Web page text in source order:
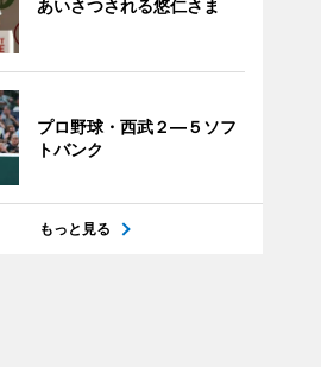
あいさつされる悠仁さま
プロ野球・西武２―５ソフ
トバンク
もっと見る